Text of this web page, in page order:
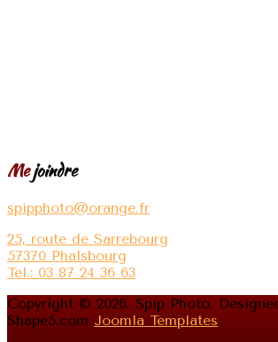
Mejoindre
spipphoto@orange.fr
25, route de Sarrebourg
57370 Phalsbourg
Tel.: 03 87 24 36 63
Copyright © 2026. Spip Photo.
Shape5.com Joomla Templates